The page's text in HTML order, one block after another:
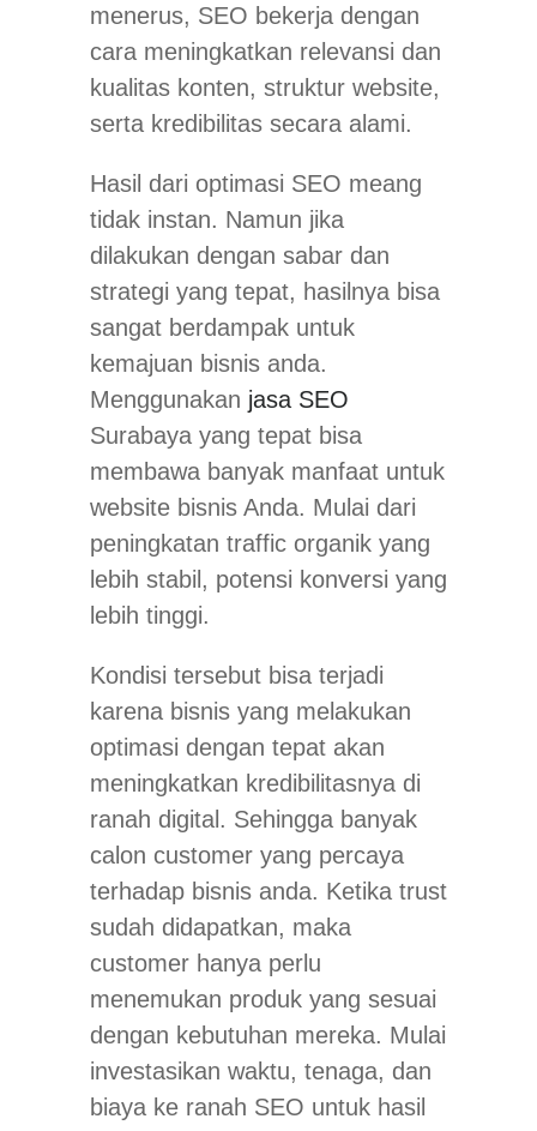
menerus, SEO bekerja dengan
cara meningkatkan relevansi dan
kualitas konten, struktur website,
serta kredibilitas secara alami.
Hasil dari optimasi SEO meang
tidak instan. Namun jika
dilakukan dengan sabar dan
strategi yang tepat, hasilnya bisa
sangat berdampak untuk
kemajuan bisnis anda.
Menggunakan jasa SEO
Surabaya yang tepat bisa
membawa banyak manfaat untuk
website bisnis Anda. Mulai dari
peningkatan traffic organik yang
lebih stabil, potensi konversi yang
lebih tinggi.
Kondisi tersebut bisa terjadi
karena bisnis yang melakukan
optimasi dengan tepat akan
meningkatkan kredibilitasnya di
ranah digital. Sehingga banyak
calon customer yang percaya
terhadap bisnis anda. Ketika trust
sudah didapatkan, maka
customer hanya perlu
menemukan produk yang sesuai
dengan kebutuhan mereka. Mulai
investasikan waktu, tenaga, dan
biaya ke ranah SEO untuk hasil